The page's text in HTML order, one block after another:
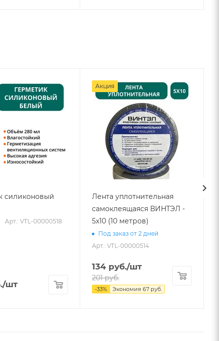
силиконовый
Арт.: VTL-00000518
/шт
Акция
Лента уплотнительная
самоклеящаяся ВИНТЭЛ -
5х10 (10 метров)
Под заказ от 2 дней
Арт.: VTL-00000514
134 руб./шт
201руб.
-33% Экономия 67 руб.